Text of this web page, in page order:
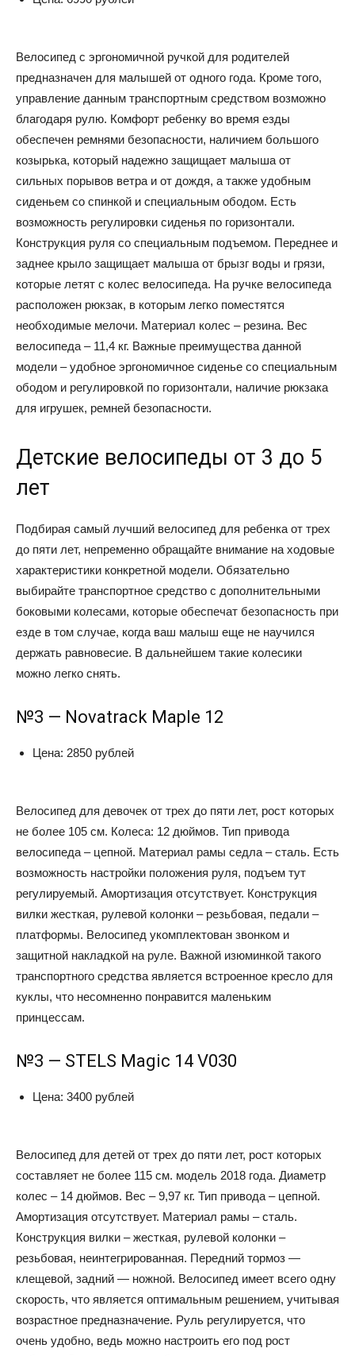
Велосипед с эргономичной ручкой для родителей
предназначен для малышей от одного года. Кроме того,
управление данным транспортным средством возможно
благодаря рулю. Комфорт ребенку во время езды
обеспечен ремнями безопасности, наличием большого
козырька, который надежно защищает малыша от
сильных порывов ветра и от дождя, а также удобным
сиденьем со спинкой и специальным ободом. Есть
возможность регулировки сиденья по горизонтали.
Конструкция руля со специальным подъемом. Переднее и
заднее крыло защищает малыша от брызг воды и грязи,
которые летят с колес велосипеда. На ручке велосипеда
расположен рюкзак, в которым легко поместятся
необходимые мелочи. Материал колес – резина. Вес
велосипеда – 11,4 кг. Важные преимущества данной
модели – удобное эргономичное сиденье со специальным
ободом и регулировкой по горизонтали, наличие рюкзака
для игрушек, ремней безопасности.
Детские велосипеды от 3 до 5
лет
Подбирая самый лучший велосипед для ребенка от трех
до пяти лет, непременно обращайте внимание на ходовые
характеристики конкретной модели. Обязательно
выбирайте транспортное средство с дополнительными
боковыми колесами, которые обеспечат безопасность при
езде в том случае, когда ваш малыш еще не научился
держать равновесие. В дальнейшем такие колесики
можно легко снять.
№3 — Novatrack Maple 12
Цена: 2850 рублей
Велосипед для девочек от трех до пяти лет, рост которых
не более 105 см. Колеса: 12 дюймов. Тип привода
велосипеда – цепной. Материал рамы седла – сталь. Есть
возможность настройки положения руля, подъем тут
регулируемый. Амортизация отсутствует. Конструкция
вилки жесткая, рулевой колонки – резьбовая, педали –
платформы. Велосипед укомплектован звонком и
защитной накладкой на руле. Важной изюминкой такого
транспортного средства является встроенное кресло для
куклы, что несомненно понравится маленьким
принцессам.
№3 — STELS Magic 14 V030
Цена: 3400 рублей
Велосипед для детей от трех до пяти лет, рост которых
составляет не более 115 см. модель 2018 года. Диаметр
колес – 14 дюймов. Вес – 9,97 кг. Тип привода – цепной.
Амортизация отсутствует. Материал рамы – сталь.
Конструкция вилки – жесткая, рулевой колонки –
резьбовая, неинтегрированная. Передний тормоз —
клещевой, задний — ножной. Велосипед имеет всего одну
скорость, что является оптимальным решением, учитывая
возрастное предназначение. Руль регулируется, что
очень удобно, ведь можно настроить его под рост